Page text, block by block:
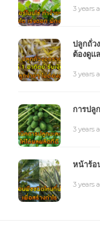
3 years
ปลูกถั่ว
ต้องดูแล
3 years
การปลู
3 years
หน้าร้อ
3 years